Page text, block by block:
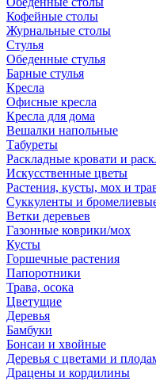
Кофейные столы
Журнальные столы
Стулья
Обеденные стулья
Барные стулья
Кресла
Офисные кресла
Кресла для дома
Вешалки напольные
Табуреты
Раскладные кровати и
Искусственные цветы
Растения, кусты, мох и
Суккуленты и
Ветки деревьев
Газонные коврики/мох
Кусты
Горшечные растения
Папоротники
Трава, осока
Цветущие
Деревья
Бамбуки
Бонсаи и хвойные
Деревья с цветами и
Драцены и кордилины